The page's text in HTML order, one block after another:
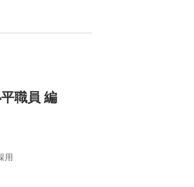
職員 編
用